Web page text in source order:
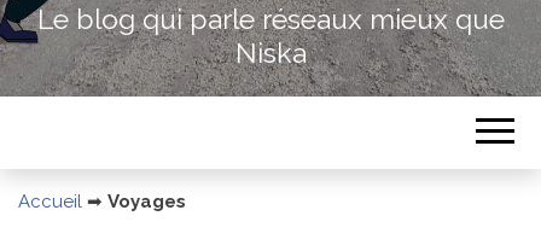
Le blog qui parle réseaux mieux que
Niska
Accueil ➡ Voyages